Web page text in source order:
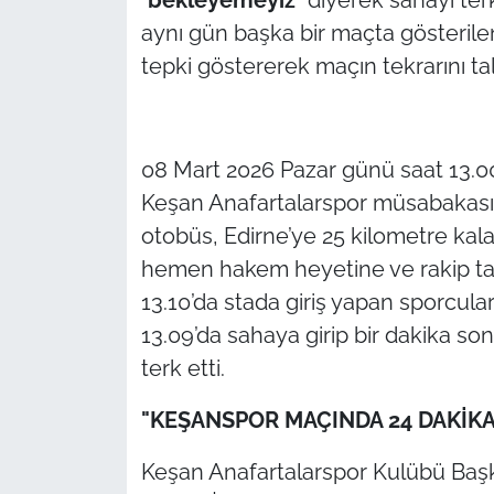
aynı gün başka bir maçta
tepki göstererek maçın tekrarını
08 Mart 2026 Pazar günü saat
Keşan Anafartalarspor
otobüs, Edirne’ye 25 kilometre
hemen hakem heyetine ve rakip
13.10’da stada giriş yapan
13.09’da sahaya girip bir dakika
terk etti.
"KEŞANSPOR MAÇINDA 24
Keşan Anafartalarspor Kulübü
İş Dünyası
Bilim Teknoloji
Canlı Maç
Gündem-Eğitim